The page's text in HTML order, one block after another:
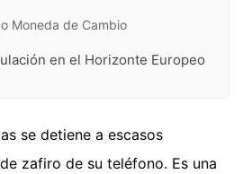
Moneda de Cambio
en el Horizonte Europeo
se detiene a escasos
zafiro de su teléfono. Es una